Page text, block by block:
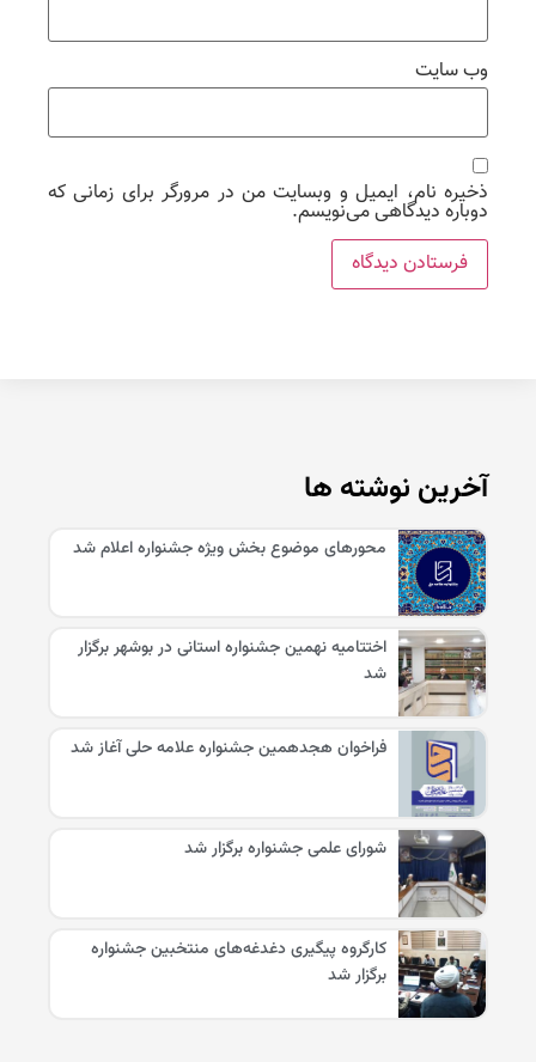
وب‌ سایت
ذخیره نام، ایمیل و وبسایت من در مرورگر برای زمانی که
دوباره دیدگاهی می‌نویسم.
آخرین نوشته ها
محورهای موضوع بخش ویژه جشنواره اعلام شد
اختتامیه نهمین جشنواره استانی در بوشهر برگزار
شد
فراخوان هجدهمین جشنواره علامه حلی آغاز شد
شورای علمی جشنواره برگزار شد
کارگروه پیگیری دغدغه‌های منتخبین جشنواره
برگزار شد